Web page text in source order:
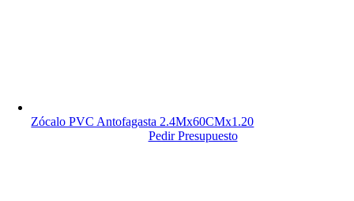
Zócalo PVC Antofagasta 2.4Mx60CMx1.20
Pedir Presupuesto